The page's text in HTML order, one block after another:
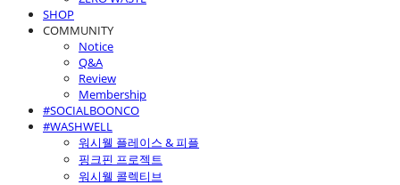
SHOP
COMMUNITY
Notice
Q&A
Review
Membership
#SOCIALBOONCO
#WASHWELL
워시웰 플레이스 & 피플
핑크핀 프로젝트
워시웰 콜렉티브